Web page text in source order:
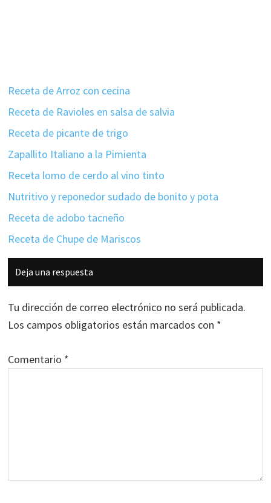
Receta de Arroz con cecina
Receta de Ravioles en salsa de salvia
Receta de picante de trigo
Zapallito Italiano a la Pimienta
Receta lomo de cerdo al vino tinto
Nutritivo y reponedor sudado de bonito y pota
Receta de adobo tacneño
Receta de Chupe de Mariscos
Interacciones
con
los
lectores
Deja una respuesta
Tu dirección de correo electrónico no será publicada.
Los campos obligatorios están marcados con *
Comentario *